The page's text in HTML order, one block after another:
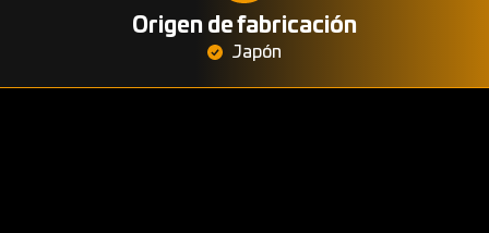
Origen de fabricación
Japón